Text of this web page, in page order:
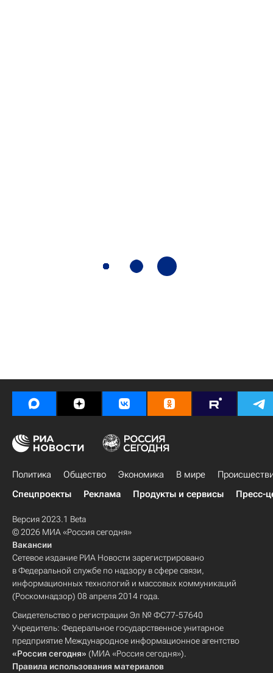
Политика Общество Экономика В мире
Спецпроекты
Реклама Продукты и сервисы Пресс-
Версия 2023.1 Beta
© 2026 МИА «Россия сегодня»
Вакансии
Сетевое издание РИА Новости зарегистрировано
в Федеральной службе по надзору в сфере связи,
информационных технологий и массовых коммуникаций
(Роскомнадзор) 08 апреля 2014 года.
Свидетельство о регистрации Эл № ФС77-57640
Учредитель: Федеральное государственное унитарное
предприятие Международное информационное агентство
«Россия сегодня» (МИА «Россия сегодня»).
Правила использования материалов